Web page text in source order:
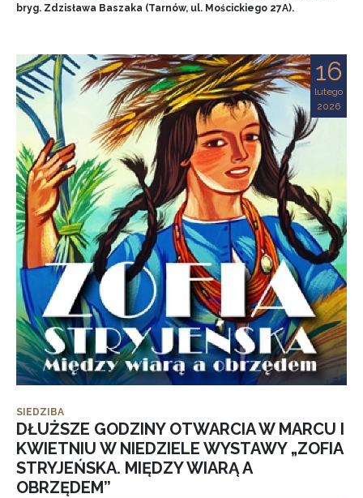
bryg. Zdzisława Baszaka (Tarnów, ul. Mościckiego 27A).
16
lutego
2026
SIEDZIBA
DŁUŻSZE GODZINY OTWARCIA W MARCU I
KWIETNIU W NIEDZIELE WYSTAWY „ZOFIA
STRYJEŃSKA. MIĘDZY WIARĄ A
OBRZĘDEM”